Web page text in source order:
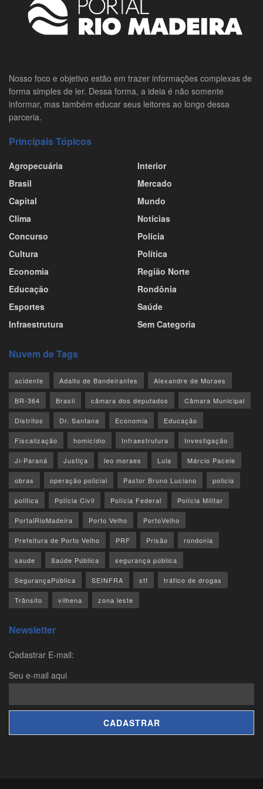
Nosso foco e objetivo estão em trazer informações complexas de
forma simples de ler. Dessa forma, a ideia é não somente
informar, mas também educar seus leitores ao longo dessa
parceria.
Principais Tópicos
Agropecuária
Brasil
Capital
Clima
Concurso
Cultura
Economia
Educação
Esportes
Infraestrutura
Interior
Mercado
Mundo
Notícias
Polícia
Política
Região Norte
Rondônia
Saúde
Sem Categoria
Nuvem de Tags
acidente Adalto de Bandeirantes Alexandre de Moraes
BR-364 Brasil câmara dos deputados Câmara Municipal
Distritos Dr. Santana Economia Educação
Fiscalização homicídio Infraestrutura Investigação
Ji-Paraná Justiça leo moraes Lula Márcio Pacele
obras operação policial Pastor Bruno Luciano policia
politica Polícia Civil Polícia Federal Polícia Militar
PortalRioMadeira Porto Velho PortoVelho
Prefeitura de Porto Velho PRF Prisão rondonia
saude Saúde Pública segurança pública
SegurançaPública SEINFRA stf tráfico de drogas
Trânsito vilhena zona leste
Newsletter
Cadastrar E-mail:
Seu e-mail aqui